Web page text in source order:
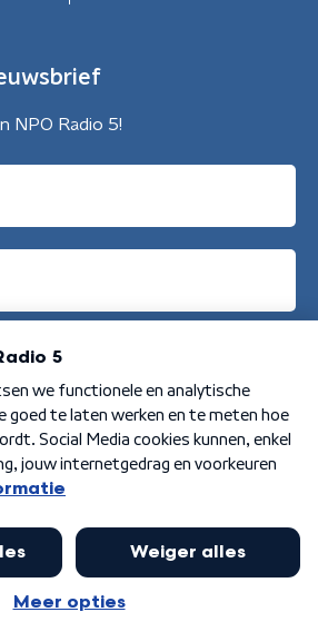
NPO Radio 5!
Aanmelden